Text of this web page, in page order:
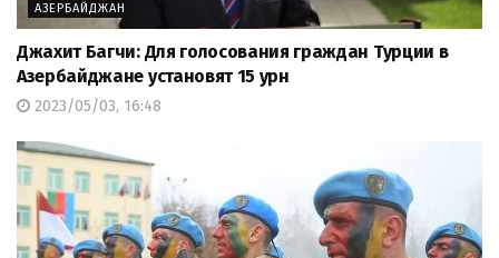
АЗЕРБАЙДЖАН
Джахит Багчи: Для голосования граждан Турции в
Азербайджане установят 15 урн
2023/05/03, 16:48